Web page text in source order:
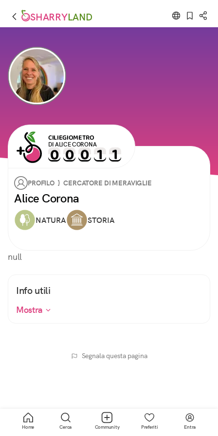
SHARRYLAND
CILIEGIOMETRO
DI ALICE CORONA
PROFILO } CERCATORE DI MERAVIGLIE
Alice Corona
NATURA STORIA
null
Info utili
Mostra
Segnala questa pagina
Home Cerca Community Preferiti Entra